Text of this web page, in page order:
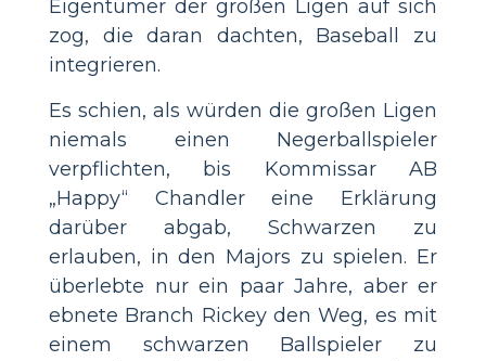
Eigentümer der großen Ligen auf sich
zog, die daran dachten, Baseball zu
integrieren.
Es schien, als würden die großen Ligen
niemals einen Negerballspieler
verpflichten, bis Kommissar AB
„Happy“ Chandler eine Erklärung
darüber abgab, Schwarzen zu
erlauben, in den Majors zu spielen. Er
überlebte nur ein paar Jahre, aber er
ebnete Branch Rickey den Weg, es mit
einem schwarzen Ballspieler zu